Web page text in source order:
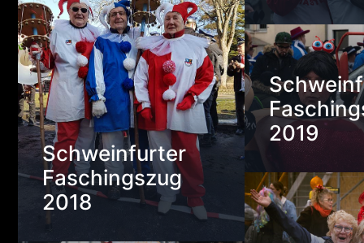
Schweinfurter
Faschingszug
2018
2019